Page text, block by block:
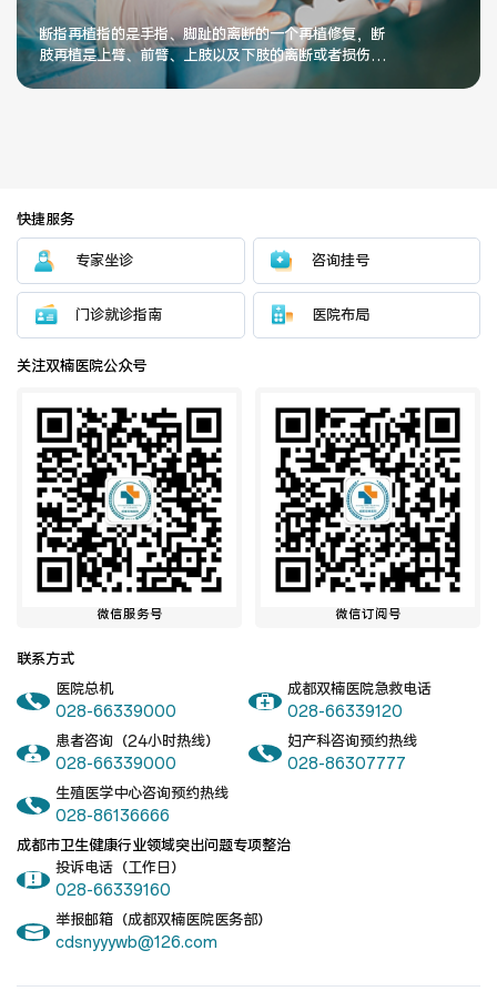
断指再植指的是手指、脚趾的离断的一个再植修复，断
肢再植是上臂、前臂、上肢以及下肢的离断或者损伤以
后的再植手术。
快捷服务
专家坐诊 咨询挂号
门诊就诊指南 医院布局
关注双楠医院公众号
微信服务号 微信订阅号
联系方式
医院总机
028-66339000
成都双楠医院急救电话
028-66339120
患者咨询（24小时热线）
028-66339000
妇产科咨询预约热线
028-86307777
生殖医学中心咨询预约热线
028-86136666
成都市卫生健康行业领域突出问题专项整治
投诉电话（工作日）
028-66339160
举报邮箱（成都双楠医院医务部）
cdsnyyywb@126.com